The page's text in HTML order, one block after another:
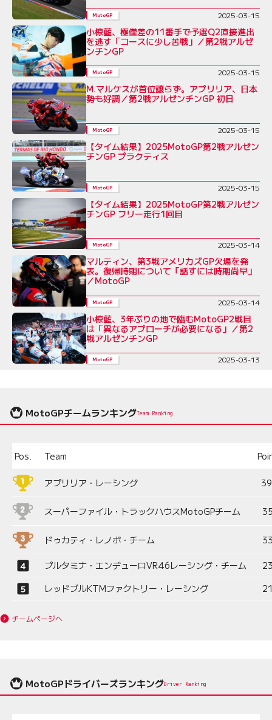
MotoGP 2025-03-15
小椋藍、極僅差の11番手で予選Q2直接進出
を逃す「コースに少し苦戦」／第2戦アルゼ
ンチンGP
MotoGP 2025-03-15
M.マルケスが首位譲らず。アプリリア、日本
勢も好調／第2戦アルゼンチンGP 初日
MotoGP 2025-03-15
【タイム結果】2025MotoGP第2戦アルゼン
チンGP プラクティス
MotoGP 2025-03-15
【タイム結果】2025MotoGP第2戦アルゼン
チンGP フリー走行1回目
MotoGP 2025-03-14
マルティン、第3戦アメリカズGP欠場を発
表。復帰時期について「話すには時期尚早」
／MotoGP
MotoGP 2025-03-14
小椋藍、3年ぶりの地で臨むMotoGP2戦目
は「異なるアプローチが必要になる」／第2
戦アルゼンチンGP
MotoGP 2025-03-13
MotoGPチームランキングTeam Ranking
Pos. Team
アプリリア・レーシング
スーパーファイル・トラックハウスMotoGPチーム
ドゥカティ・レノボ・チーム
プルタミナ・エンデューロVR46レーシング・チーム
レッドブルKTMファクトリー・レーシング
チームページへ
MotoGPドライバーズランキングDriver Ranking